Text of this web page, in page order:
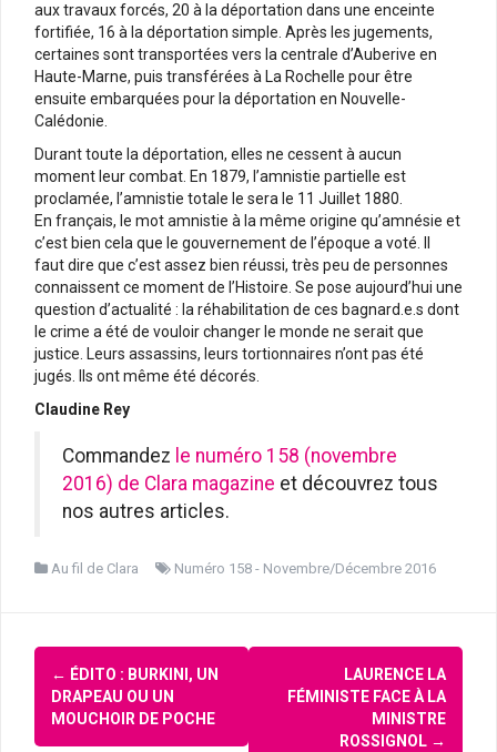
aux travaux forcés, 20 à la déportation dans une enceinte
fortifiée, 16 à la déportation simple. Après les jugements,
certaines sont transportées vers la centrale d’Auberive en
Haute-Marne, puis transférées à La Rochelle pour être
ensuite embarquées pour la déportation en Nouvelle-
Calédonie.
Durant toute la déportation, elles ne cessent à aucun
moment leur combat. En 1879, l’amnistie partielle est
proclamée, l’amnistie totale le sera le 11 Juillet 1880.
En français, le mot amnistie à la même origine qu’amnésie et
c’est bien cela que le gouvernement de l’époque a voté. Il
faut dire que c’est assez bien réussi, très peu de personnes
connaissent ce moment de l’Histoire. Se pose aujourd’hui une
question d’actualité : la réhabilitation de ces bagnard.e.s dont
le crime a été de vouloir changer le monde ne serait que
justice. Leurs assassins, leurs tortionnaires n’ont pas été
jugés. Ils ont même été décorés.
Claudine Rey
Commandez le numéro 158 (novembre
2016) de Clara magazine et découvrez tous
nos autres articles.
Au fil de Clara Numéro 158 - Novembre/Décembre 2016
Navigation
d'article
← ÉDITO : BURKINI, UN
DRAPEAU OU UN
MOUCHOIR DE POCHE
LAURENCE LA
FÉMINISTE FACE À LA
MINISTRE
ROSSIGNOL →